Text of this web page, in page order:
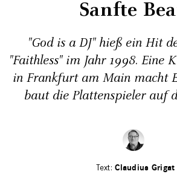
Sanfte
"God is a DJ" hieß ein Hit
"Faithless" im Jahr 1998. Eine
in Frankfurt am Main macht
baut die Plattenspieler auf
Claudius Grigat